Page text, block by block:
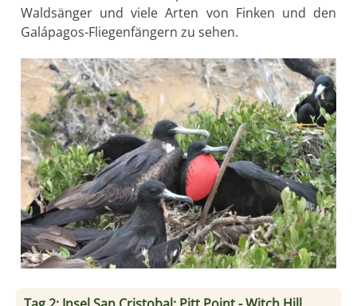
Waldsänger und viele Arten von Finken und den
Galápagos-Fliegenfängern zu sehen.